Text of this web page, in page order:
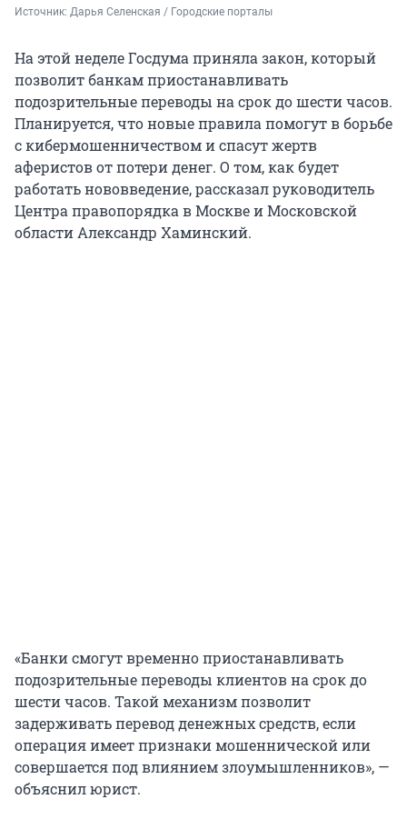
Источник: Дарья Селенская / Городские порталы
На этой неделе Госдума приняла закон, который
позволит банкам приостанавливать
подозрительные переводы на срок до шести часов.
Планируется, что новые правила помогут в борьбе
с кибермошенничеством и спасут жертв
аферистов от потери денег. О том, как будет
работать нововведение, рассказал руководитель
Центра правопорядка в Москве и Московской
области Александр Хаминский.
«Банки смогут временно приостанавливать
подозрительные переводы клиентов на срок до
шести часов. Такой механизм позволит
задерживать перевод денежных средств, если
операция имеет признаки мошеннической или
совершается под влиянием злоумышленников», —
объяснил юрист.